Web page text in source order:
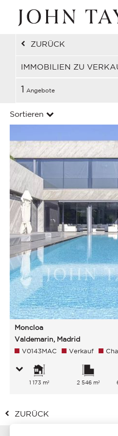
ZURÜCK
IMMOBILIEN ZU
1 Angebote
Sortieren
Moncloa
Valdemarin, Madrid
V0143MAC Verkauf
1 173 m² 2 546 m²
ZURÜCK